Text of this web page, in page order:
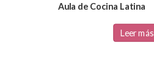
Aula de Cocina Latina
Leer más